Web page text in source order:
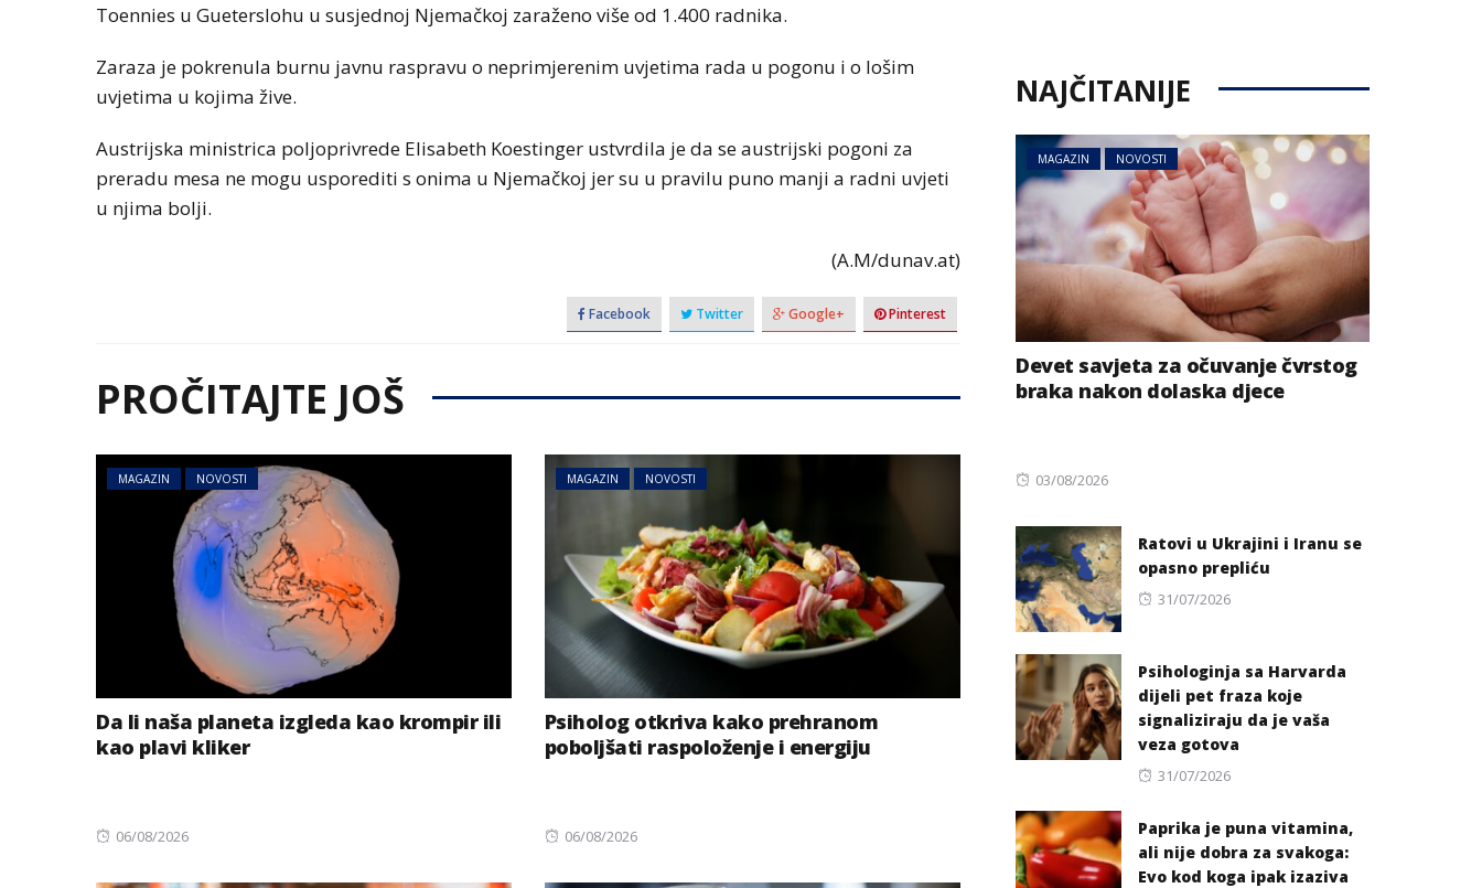
Toennies u Gueterslohu u susjednoj Njemačkoj zaraženo više od 1.400 radnika.
Zaraza je pokrenula burnu javnu raspravu o neprimjerenim uvjetima rada u pogonu i o lošim
uvjetima u kojima žive.
Austrijska ministrica poljoprivrede Elisabeth Koestinger ustvrdila je da se austrijski pogoni za
preradu mesa ne mogu usporediti s onima u Njemačkoj jer su u pravilu puno manji a radni uvjeti
u njima bolji.
(A.M/dunav.at)
Facebook Twitter Google+ Pinterest
PROČITAJTE JOŠ
MAGAZIN NOVOSTI
Da li naša planeta izgleda kao krompir ili
kao plavi kliker
Posted
06/08/2026
MAGAZIN NOVOSTI
Psiholog otkriva kako prehranom
poboljšati raspoloženje i energiju
Posted
06/08/2026
NAJČITANIJE
MAGAZIN NOVOSTI
Devet savjeta za očuvanje čvrstog
braka nakon dolaska djece
Posted
03/08/2026
Ratovi u Ukrajini i Iranu se
opasno prepliću
Posted
31/07/2026
Psihologinja sa Harvarda
dijeli pet fraza koje
signaliziraju da je vaša
veza gotova
Posted
31/07/2026
Paprika je puna vitamina,
ali nije dobra za svakoga:
Evo kod koga ipak izaziva